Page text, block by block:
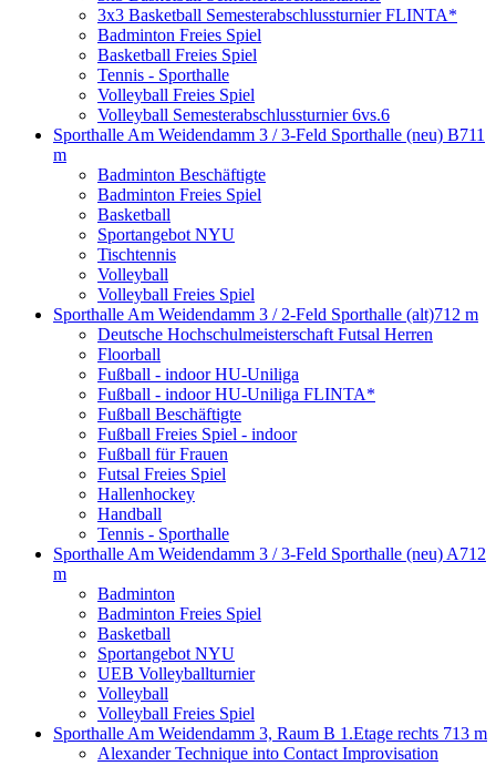
3x3 Basketball Semesterabschlussturnier FLINTA*
Badminton Freies Spiel
Basketball Freies Spiel
Tennis - Sporthalle
Volleyball Freies Spiel
Volleyball Semesterabschlussturnier 6vs.6
Sporthalle Am Weidendamm 3 / 3-Feld Sporthalle (neu) B711
m
Badminton Beschäftigte
Badminton Freies Spiel
Basketball
Sportangebot NYU
Tischtennis
Volleyball
Volleyball Freies Spiel
Sporthalle Am Weidendamm 3 / 2-Feld Sporthalle (alt)712 m
Deutsche Hochschulmeisterschaft Futsal Herren
Floorball
Fußball - indoor HU-Uniliga
Fußball - indoor HU-Uniliga FLINTA*
Fußball Beschäftigte
Fußball Freies Spiel - indoor
Fußball für Frauen
Futsal Freies Spiel
Hallenhockey
Handball
Tennis - Sporthalle
Sporthalle Am Weidendamm 3 / 3-Feld Sporthalle (neu) A712
m
Badminton
Badminton Freies Spiel
Basketball
Sportangebot NYU
UEB Volleyballturnier
Volleyball
Volleyball Freies Spiel
Sporthalle Am Weidendamm 3, Raum B 1.Etage rechts 713 m
Alexander Technique into Contact Improvisation